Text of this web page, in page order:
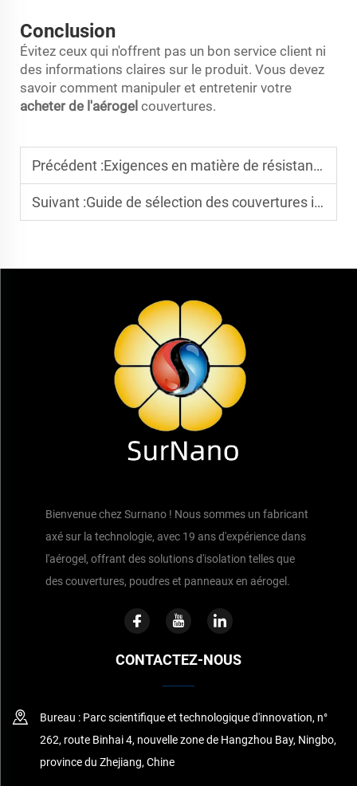
Conclusion
Évitez ceux qui n'offrent pas un bon service client ni
des informations claires sur le produit. Vous devez
savoir comment manipuler et entretenir votre
acheter de l'aérogel couvertures.
Précédent :Exigences en matière de résistance à la compression pour les matériaux isolants en couverture d'aérogel : Quelles sont les normes minimales pour les différents types ?
Suivant :Guide de sélection des couvertures isolantes en aérogel de type I pour les réservoirs de stockage cryogénique
Bienvenue chez Surnano ! Nous sommes un fabricant
axé sur la technologie, avec 19 ans d'expérience dans
l'aérogel, offrant des solutions d'isolation telles que
des couvertures, poudres et panneaux en aérogel.
CONTACTEZ-NOUS
Bureau : Parc scientifique et technologique d'innovation, n°
262, route Binhai 4, nouvelle zone de Hangzhou Bay, Ningbo,
province du Zhejiang, Chine